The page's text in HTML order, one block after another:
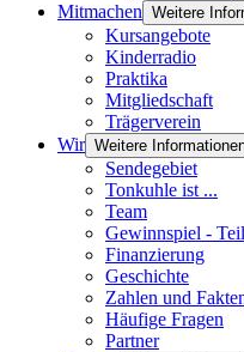
Mitmachen Weitere
Kursangebote
Kinderradio
Praktika
Mitgliedschaft
Trägerverein
Wir Weitere
Sendegebiet
Tonkuhle ist ...
Team
Gewinnspiel -
Finanzierung
Geschichte
Zahlen und
Häufige Fragen
Partner